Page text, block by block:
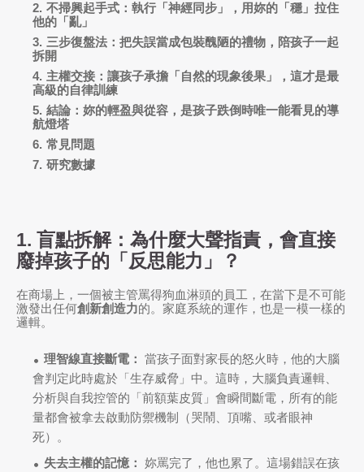
不掃興起手式：執行「神經同步」，用妳的「穩」拉住
他的「亂」
三步復盤法：把失誤當成包裝醜陋的禮物，陪孩子一起
拆開
主權交接：讓孩子承擔「自然的現象後果」，這才是最
高級的自律訓練
結論：妳的輕盈與從容，是孩子跌倒時唯一能看見的導
航燈塔
常見問題
研究數據
1. 盲點拆解：為什麼大聲指責，會直接
廢掉孩子的「反思能力」？
在商場上，一個被主管罵得狗血淋頭的員工，在當下是不可能
激發出任何創新創造力的。家庭系統的運作，也是一模一樣的
邏輯。
理智線直接斷電： 當孩子面對家長的怒火時，他的大腦
會判定此時處於「生存威脅」中。這時，大腦負責邏輯、
分析與自我控管的「前額葉皮質」會瞬間斷電，所有的能
量都會被拿去啟動防禦機制（哭鬧、頂嘴、或者眼神
死）。
失去主權的記憶： 妳罵完了，他也累了。這場錯誤在孩